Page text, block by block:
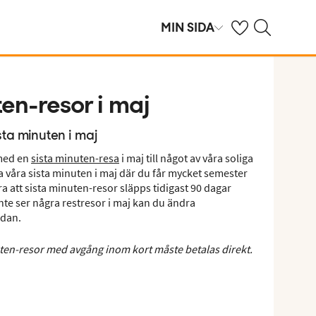
MIN SIDA Se dina sparade
Sök på ving.se
resor i maj
minuten i maj
en sista minuten-resa i maj till något av våra soliga
våra sista minuten i maj där du får mycket semester
att sista minuten-resor släpps tidigast 90 dagar
ser några restresor i maj kan du ändra
resor med avgång inom kort måste betalas direkt.